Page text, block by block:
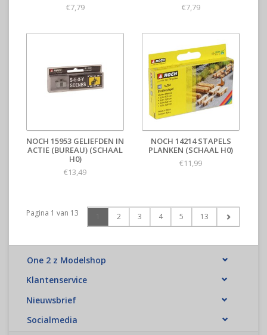
€7,79
€7,79
NOCH 15953 GELIEFDEN IN
ACTIE (BUREAU) (SCHAAL
H0)
€13,49
NOCH 14214 STAPELS
PLANKEN (SCHAAL H0)
€11,99
Pagina 1 van 13 2 3 4 5 13
One 2 z Modelshop
Klantenservice
Nieuwsbrief
Socialmedia